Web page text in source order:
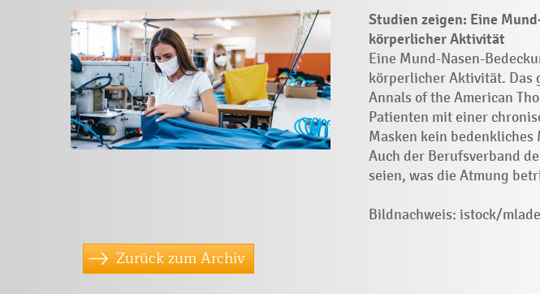
Studien zeigen: Eine
körperlicher Aktivität
Eine Mund-Nasen-
körperlicher Aktivität. Das
Annals of the American
Patienten mit einer
Masken kein
Auch der Berufsverband
seien, was die Atmung
Bildnachweis: istock/
Zurück zum Archiv